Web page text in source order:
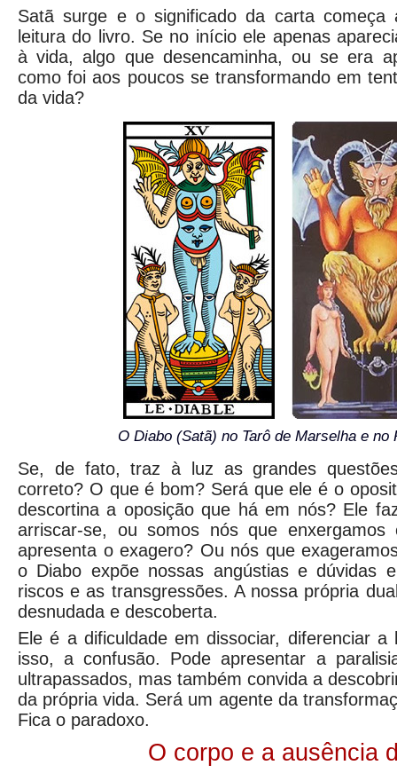
Satã surge e o significado da carta
leitura do livro. Se no início ele apenas
à vida, algo que desencaminha, ou se era
como foi aos poucos se transformando em
da vida?
O Diabo (Satã) no Tarô de Marselha e no
Se, de fato, traz à luz as grandes
correto? O que é bom? Será que ele é o
descortina a oposição que há em nós? Ele
arriscar-se, ou somos nós que
apresenta o exagero? Ou nós que
o Diabo expõe nossas angústias e dúvidas
riscos e as transgressões. A nossa própria
desnudada e descoberta.
Ele é a dificuldade em dissociar, diferenciar a
isso, a confusão. Pode apresentar a
ultrapassados, mas também convida a
da própria vida. Será um agente da
Fica o paradoxo.
O corpo e a ausência